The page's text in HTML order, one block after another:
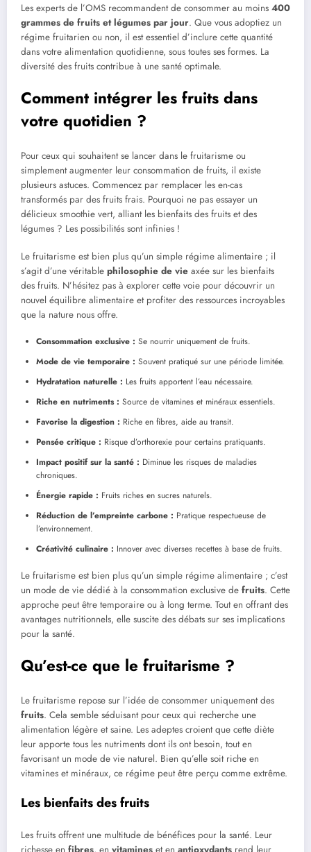
Les experts de l’OMS recommandent de consommer au moins 400
grammes de fruits et légumes par jour. Que vous adoptiez un
régime fruitarien ou non, il est essentiel d’inclure cette quantité
dans votre alimentation quotidienne, sous toutes ses formes. La
diversité des fruits contribue à une santé optimale.
Comment intégrer les fruits dans
votre quotidien ?
Pour ceux qui souhaitent se lancer dans le fruitarisme ou
simplement augmenter leur consommation de fruits, il existe
plusieurs astuces. Commencez par remplacer les en-cas
transformés par des fruits frais. Pourquoi ne pas essayer un
délicieux smoothie vert, alliant les bienfaits des fruits et des
légumes ? Les possibilités sont infinies !
Le fruitarisme est bien plus qu’un simple régime alimentaire ; il
s’agit d’une véritable philosophie de vie axée sur les bienfaits
des fruits. N’hésitez pas à explorer cette voie pour découvrir un
nouvel équilibre alimentaire et profiter des ressources incroyables
que la nature nous offre.
Consommation exclusive : Se nourrir uniquement de fruits.
Mode de vie temporaire : Souvent pratiqué sur une période limitée.
Hydratation naturelle : Les fruits apportent l’eau nécessaire.
Riche en nutriments : Source de vitamines et minéraux essentiels.
Favorise la digestion : Riche en fibres, aide au transit.
Pensée critique : Risque d’orthorexie pour certains pratiquants.
Impact positif sur la santé : Diminue les risques de maladies
chroniques.
Énergie rapide : Fruits riches en sucres naturels.
Réduction de l’empreinte carbone : Pratique respectueuse de
l’environnement.
Créativité culinaire : Innover avec diverses recettes à base de fruits.
Le fruitarisme est bien plus qu’un simple régime alimentaire ; c’est
un mode de vie dédié à la consommation exclusive de fruits. Cette
approche peut être temporaire ou à long terme. Tout en offrant des
avantages nutritionnels, elle suscite des débats sur ses implications
pour la santé.
Qu’est-ce que le fruitarisme ?
Le fruitarisme repose sur l’idée de consommer uniquement des
fruits. Cela semble séduisant pour ceux qui recherche une
alimentation légère et saine. Les adeptes croient que cette diète
leur apporte tous les nutriments dont ils ont besoin, tout en
favorisant un mode de vie naturel. Bien qu’elle soit riche en
vitamines et minéraux, ce régime peut être perçu comme extrême.
Les bienfaits des fruits
Les fruits offrent une multitude de bénéfices pour la santé. Leur